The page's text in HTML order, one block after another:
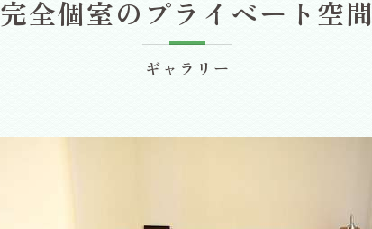
ギャラリー
完全個室のプライベート空間